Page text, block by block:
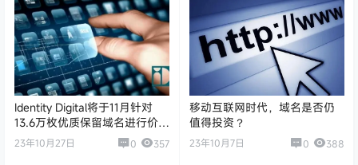
Identity Digital将于11月针对
13.6万枚优质保留域名进行价格
调整
23年10月27日 0 357
移动互联网时代，域名是否仍
值得投资？
23年10月7日 0 388